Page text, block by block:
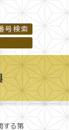
号検索
する第